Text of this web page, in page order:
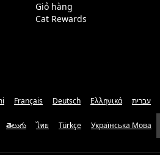
Giỏ hàng
Cat Rewards
Français Deutsch Ελληνικά עברית
తెలుగు ไทย Türkçe Українська Мова